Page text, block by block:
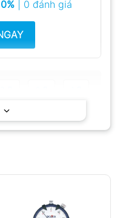
0% | 0 đánh giá